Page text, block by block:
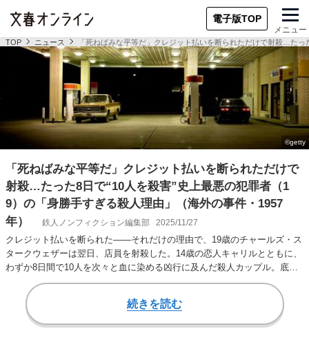
電子版TOP
メニュー
TOP ニュース 「死ねばみな平等だ」クレジット払いを断られただけで射殺…た
「死ねばみな平等だ」クレジット払いを断られただけで
射殺…たった8日で“10人を殺害”史上最悪の犯罪者（1
9）の「身勝手すぎる殺人理由」（海外の事件・1957
年）
鉄人ノンフィクション編集部 2025/11/27
クレジット払いを断られた――それだけの理由で、19歳のチャールズ・ス
タークウェザーは翌日、店員を射殺した。14歳の恋人キャリルとともに、
わずか8日間で10人を次々と血に染める凶行に及んだ殺人カップル。底辺
からの脱出…
続きを読む